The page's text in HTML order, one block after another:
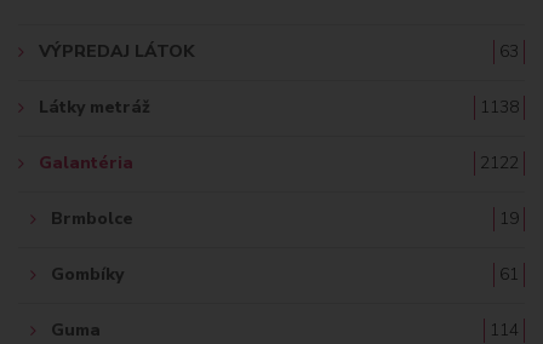
VÝPREDAJ LÁTOK 63
Látky metráž 1138
Galantéria 2122
Brmbolce 19
Gombíky 61
Guma 114